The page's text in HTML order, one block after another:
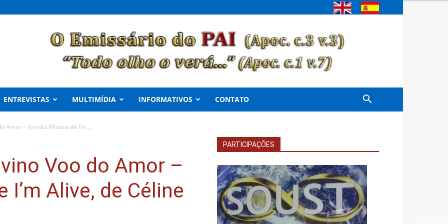
ENTREVISTAS MULTIMÍDIA INFORMATIVOS CONTATO
Amor – Versão Mística de I’m...
Voo do Amor –
Alive, de Céline
PARTICIPAÇÕES